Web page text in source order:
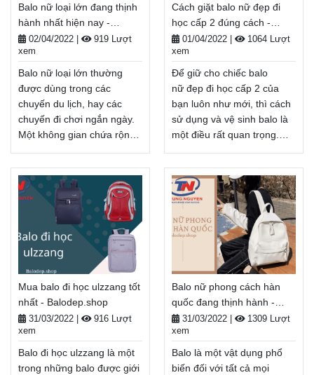
Túi xách–Vali đẹp.
FreeShip toàn quốc, Miễn
phí đổi trả hàng, Thanh
toán tiền khi nhận hàng.
Xem thêm
Balodep.shop|Chuyên Balo-
Túi xách–Vali đẹp.
FreeShip toàn quốc, Miễn
phí đổi trả hàng, Thanh
toán tiền khi nhận hàng.
Xem thêm
Balo nữ loại lớn đang thịnh
hành nhất hiện nay -
Balodep.shop
02/04/2022
919 Lượt
xem
Balo nữ loại lớn thường
được dùng trong các
chuyến du lịch, hay các
chuyến đi chơi ngắn ngày.
Một không gian chứa rộng
chứa các đồ dùng cần thiết
cho bạn trong suốt chuyến
đi. Để tìm một chiếc balo
chắc chắn, chịu được tải
trọng lớn và có khả năng
giúp bạn mang theo mọi vật
dụng cần thiết. Hãy cùng
đồng hành
với Balodep.shop trong bài
viết dưới đây nhé!
Balodep.shop|Chuyên Balo-
Túi xách–Vali đẹp.
FreeShip toàn quốc, Miễn
phí đổi trả hàng, Thanh
Cách giặt balo nữ đẹp đi
học cấp 2 đúng cách -
Balodep.shop
01/04/2022
1064 Lượt
xem
Để giữ cho chiếc balo
nữ đẹp đi học cấp 2 của
bạn luôn như mới, thì cách
sử dụng và vệ sinh balo là
một điều rất quan trọng.
nghiên cứu các cách
giặt chiếc balo đi học của
bạn đúng cách để có độ
bền tối ưu nhất. Và sẽ chia
sẻ đến cho các bạn trong
bài viết dưới đây. Hãy cùng
theo dõi nhé!
Balodep.shop|Chuyên Balo-
Túi xách–Vali đẹp.
FreeShip toàn quốc, Miễn
phí đổi trả hàng, thanh toán
tiền khi nhận hàng.
Xem thêm
Mua balo đi học ulzzang tốt
nhất - Balodep.shop
31/03/2022
916 Lượt
xem
Balo đi học ulzzang là một
trong những balo được giới
Balo nữ phong cách hàn
quốc đang thịnh hành -
Balodep.shop
31/03/2022
1309 Lượt
xem
Balo là một vật dụng phổ
biến đối với tất cả mọi